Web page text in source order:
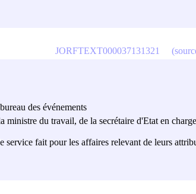
des événements
ministre du travail, de la secrétaire d'Etat en
service fait pour les affaires relevant de leurs
JORFTEXT000037131321